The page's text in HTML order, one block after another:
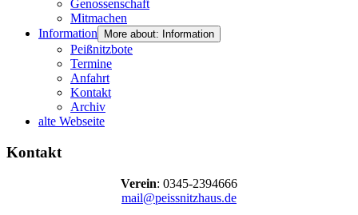
Genossenschaft
Mitmachen
Information
More about: Information
Peißnitzbote
Termine
Anfahrt
Kontakt
Archiv
alte Webseite
Kontakt
Verein: 0345-2394666
mail@peissnitzhaus.de